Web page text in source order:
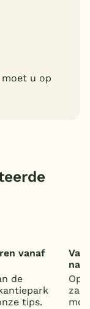
u op
vanaf
de
tips.
Op